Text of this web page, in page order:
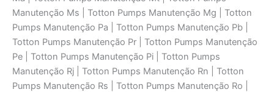
Manutenção Ms | Totton Pumps Manutenção Mg | Totton
Pumps Manutenção Pa | Totton Pumps Manutenção Pb |
Totton Pumps Manutenção Pr | Totton Pumps Manutenção
Pe | Totton Pumps Manutenção Pi | Totton Pumps
Manutenção Rj | Totton Pumps Manutenção Rn | Totton
Pumps Manutenção Rs | Totton Pumps Manutenção Ro |